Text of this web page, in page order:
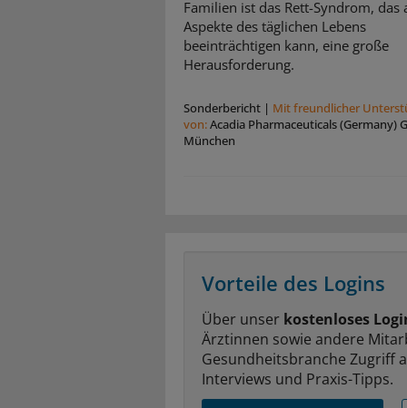
Familien ist das Rett-Syndrom, das
Aspekte des täglichen Lebens
beeinträchtigen kann, eine große
Herausforderung.
Sonderbericht | Mit freundlicher
von:Acadia Pharmaceuticals (Germany)
München
Vorteile des Logins
Über unser kostenloses
Ärztinnen sowie andere
Gesundheitsbranche Zugriff
Interviews und Praxis-Tipps.